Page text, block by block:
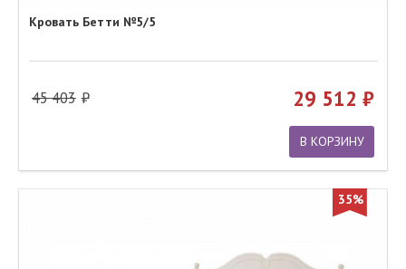
Кровать Бетти №5/5
45 403 29 512
В КОРЗИНУ
35%